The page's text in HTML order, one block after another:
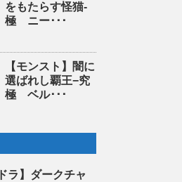
をもたらす怪猫-
極 ニー･･･
【モンスト】闇に
選ばれし覇王−究
極 ベル･･･
ラ】ダークチャ